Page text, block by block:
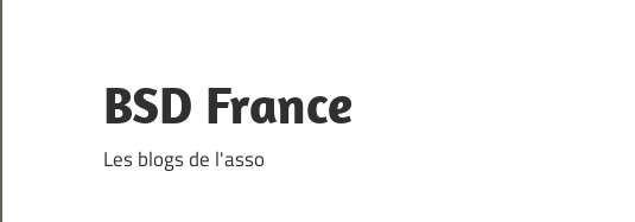
content
BSD France
Les blogs de l'asso